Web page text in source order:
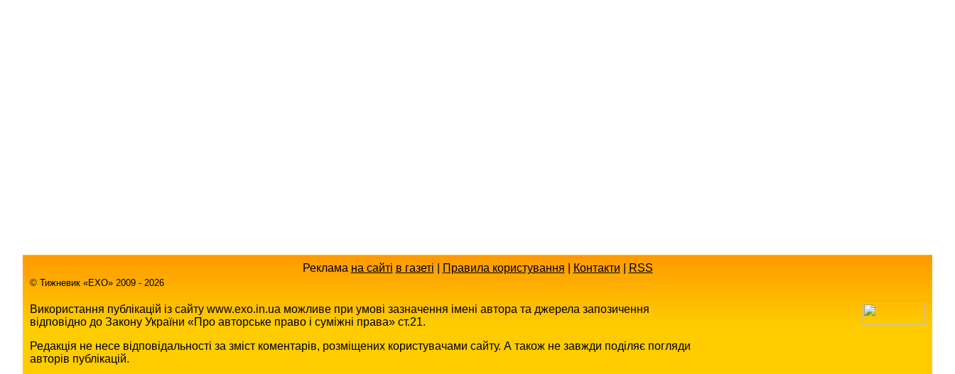
Реклама на сайті в газеті Правила користування Контакти RSS
© Тижневик «EХO» 2009 - 2026
Використання публікацій із сайту www.exo.in.ua можливе при умові зазначення імені автора та джерела запозичення
відповідно до Закону України «Про авторське право і суміжні права» ст.21.
Редакція не несе відповідальності за зміст коментарів, розміщених користувачами сайту. А також не завжди поділяє погляди
авторів публікацій.